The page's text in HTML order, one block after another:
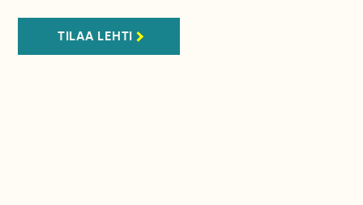
TILAA LEHTI